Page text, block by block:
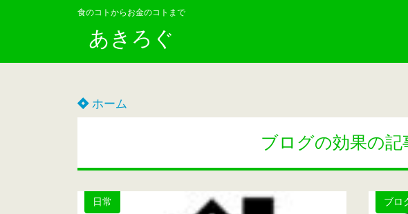
食のコトからお金のコトまで
あきろぐ
ホーム
ブログの効果の記
日常 ブロ